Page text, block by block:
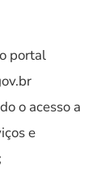
portal
o acesso a
e